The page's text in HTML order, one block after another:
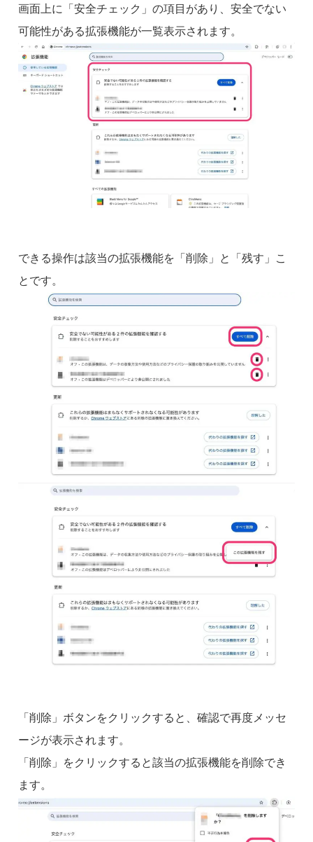
画面上に「安全チェック」の項目があり、安全でない
可能性がある拡張機能が一覧表示されます。
できる操作は該当の拡張機能を「削除」と「残す」こ
とです。
「削除」ボタンをクリックすると、確認で再度メッセ
ージが表示されます。
「削除」をクリックすると該当の拡張機能を削除でき
ます。